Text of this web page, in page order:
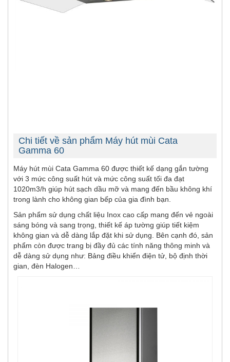
Chi tiết về sản phẩm Máy hút mùi Cata
Gamma 60
Máy hút mùi Cata Gamma 60 được thiết kế dạng gắn tường
với 3 mức công suất hút và mức công suất tối đa đạt
1020m3/h giúp hút sạch dầu mỡ và mang đến bầu không khí
trong lành cho không gian bếp của gia đình bạn.
Sản phẩm sử dụng chất liệu Inox cao cấp mang đến vẻ ngoài
sáng bóng và sang trọng, thiết kế áp tường giúp tiết kiệm
không gian và dễ dàng lắp đặt khi sử dụng. Bên cạnh đó, sản
phẩm còn được trang bị đầy đủ các tính năng thông minh và
dễ dàng sử dụng như: Bảng điều khiển điện tử, bộ định thời
gian, đèn Halogen…